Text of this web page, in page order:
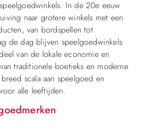
In de 20e eeuw
naar grotere winkels met een
van bordspellen tot
de dag blijven speelgoedwinkels
van de lokale economie en
traditionele boetieks en moderne
scala aan speelgoed en
alle leeftijden.